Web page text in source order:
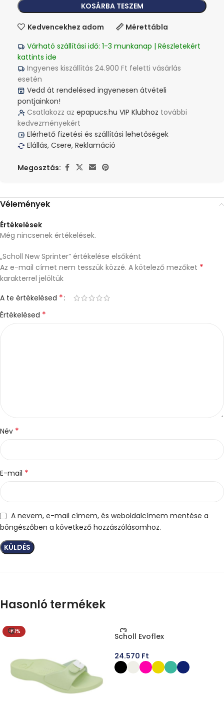
KOSÁRBA TESZEM
Kedvencekhez adom
Mérettábla
Várható szállítási idő: 1-3 munkanap | Részletekért
kattints ide
Ingyenes kiszállítás 24.900 Ft feletti vásárlás
esetén
Vedd át rendelésed ingyenesen átvételi
pontjainkon!
Csatlakozz az epapucs.hu VIP Klubhoz további
kedvezményekért
Elérhető fizetési és szállítási lehetőségek
Elállás, Csere, Reklamáció
Megosztás:
Vélemények
Értékelések
Még nincsenek értékelések.
„Scholl New Sprinter” értékelése elsőként
Az e-mail címet nem tesszük közzé. A kötelező mezőket *
karakterrel jelöltük
A te értékelésed *
Értékelésed *
Név *
E-mail *
A nevem, e-mail címem, és weboldalcímem mentése a
böngészőben a következő hozzászólásomhoz.
Hasonló termékek
-61%
Scholl Evoflex
24.570 Ft